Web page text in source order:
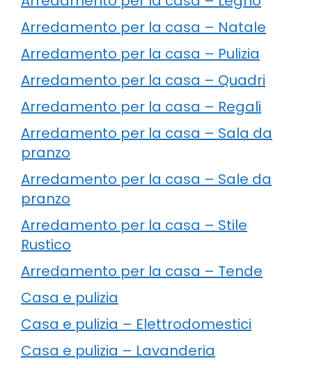
Arredamento per la casa – Natale
Arredamento per la casa – Pulizia
Arredamento per la casa – Quadri
Arredamento per la casa – Regali
Arredamento per la casa – Sala da
pranzo
Arredamento per la casa – Sale da
pranzo
Arredamento per la casa – Stile
Rustico
Arredamento per la casa – Tende
Casa e pulizia
Casa e pulizia – Elettrodomestici
Casa e pulizia – Lavanderia